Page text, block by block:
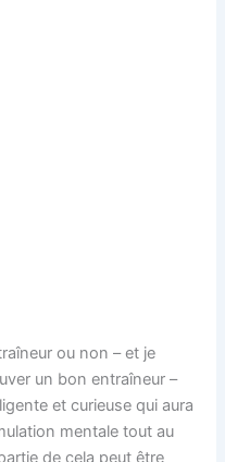
ou non – et je
un bon entraîneur –
et curieuse qui aura
mentale tout au